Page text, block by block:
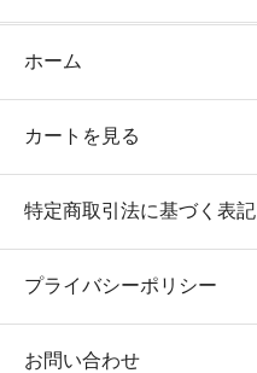
ホーム
カートを見る
特定商取引法に基づく表記
プライバシーポリシー
お問い合わせ